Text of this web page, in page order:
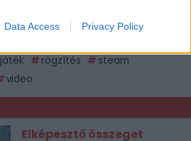
Data Access Privacy Policy
játék rögzítés
steam
video
Elképesztő összeget